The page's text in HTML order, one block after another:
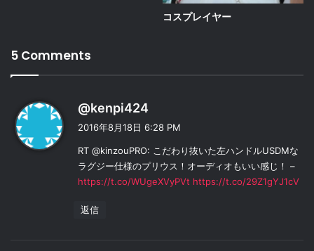
コスプレイヤー
5 Comments
@kenpi424
2016年8月18日 6:28 PM
RT @kinzouPRO: こだわり抜いた左ハンドルUSDMな
ラグジー仕様のプリウス！オーディオもいい感じ！ –
https://t.co/WUgeXVyPVt https://t.co/29Z1gYJ1cV
返信